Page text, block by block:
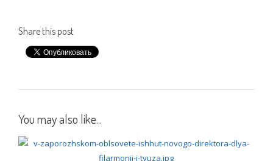
Share this post
You may also like...